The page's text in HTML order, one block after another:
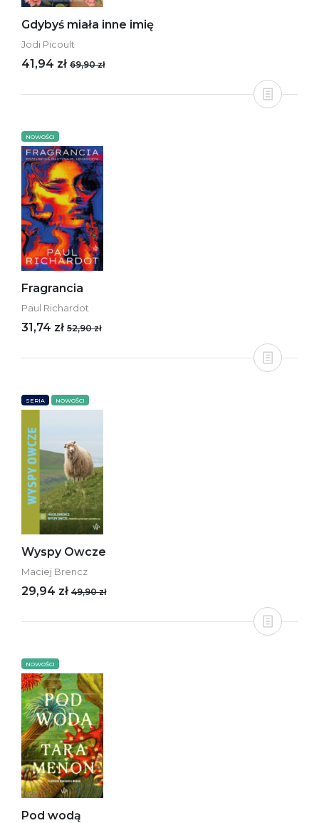
Gdybyś miała inne imię
Jodi Picoult
41,94 zł 69,90 zł
NOWOŚCI
Fragrancia
Paul Richardot
31,74 zł 52,90 zł
SERIA NOWOŚCI
Wyspy Owcze
Maciej Brencz
29,94 zł 49,90 zł
NOWOŚCI
Pod wodą